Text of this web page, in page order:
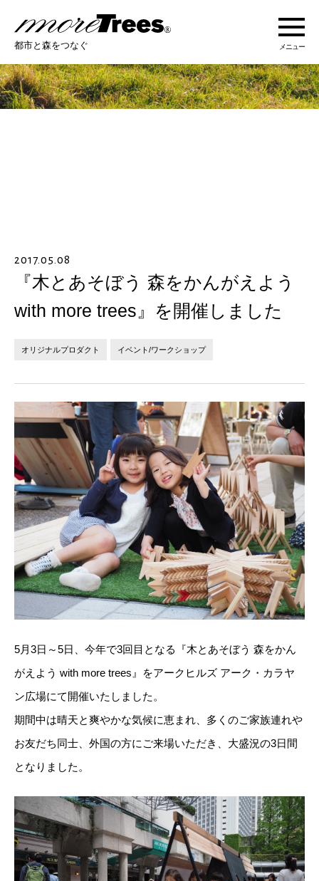
more trees
都市と森をつなぐ メニュー
more treesについて
あなたにできること
お問い合わせ
JP EN
2017.05.08
『木とあそぼう 森をかんがえよう
with more trees』を開催しました
オリジナルプロダクト イベント/ワークショップ
5月3日～5日、今年で3回目となる『木とあそぼう 森をかん
がえよう with more trees』をアークヒルズ アーク・カラヤ
ン広場にて開催いたしました。
期間中は晴天と爽やかな気候に恵まれ、多くのご家族連れや
お友だち同士、外国の方にご来場いただき、大盛況の3日間
となりました。